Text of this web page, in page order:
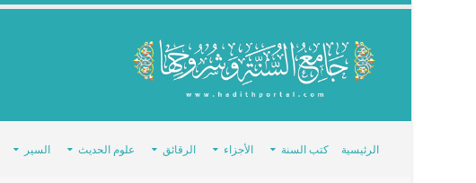
الرئيسية كتب السنة الأجزاء الرقائق علوم الحديث السير